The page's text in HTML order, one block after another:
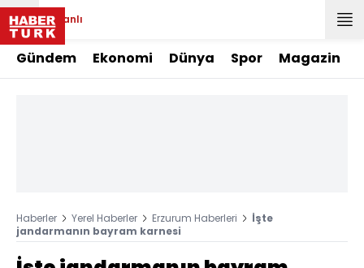
Canlı
Gündem Ekonomi Dünya Spor Magazin
Haberler Yerel Haberler Erzurum Haberleri
İşte
jandarmanın bayram karnesi